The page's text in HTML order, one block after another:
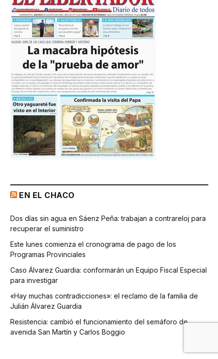
EN EL CHACO
Dos días sin agua en Sáenz Peña: trabajan a contrareloj para
recuperar el suministro
Este lunes comienza el cronograma de pago de los
Programas Provinciales
Caso Álvarez Guardia: conformarán un Equipo Fiscal Especial
para investigar
«Hay muchas contradicciones»: el reclamo de la familia de
Julián Álvarez Guardia
Resistencia: cambió el funcionamiento del semáforo de
avenida San Martín y Carlos Boggio